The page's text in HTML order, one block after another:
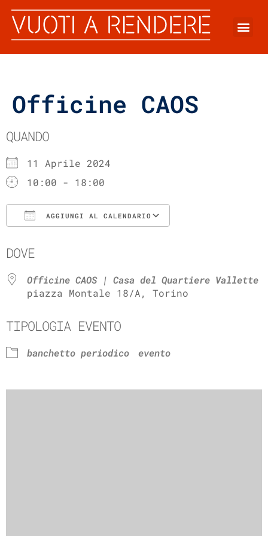
Officine CAOS
QUANDO
11 Aprile 2024
10:00 - 18:00
AGGIUNGI AL CALENDARIO
DOVE
Officine CAOS | Casa del Quartiere Vallette
piazza Montale 18/A, Torino
TIPOLOGIA EVENTO
banchetto periodico evento